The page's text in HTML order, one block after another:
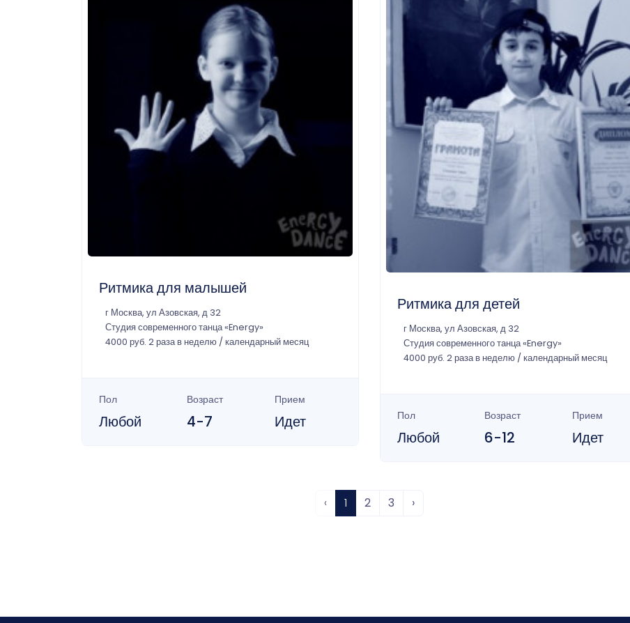
Ритмика для малышей
г Москва, ул Азовская, д 32
Студия современного танца «Energy»
4000 руб. 2 раза в неделю / календарный месяц
Пол
Любой
Возраст
4-7
Прием
Идет
Ритмика для детей
г Москва, ул Азовская, д 32
Студия современного танца «Energy»
4000 руб. 2 раза в неделю / календарный месяц
Пол
Любой
Возраст
6-12
Прием
Идет
‹ 1 2 3 ›